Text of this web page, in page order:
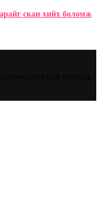
скан хийх боломж